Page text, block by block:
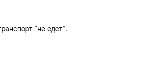
“не едет”.